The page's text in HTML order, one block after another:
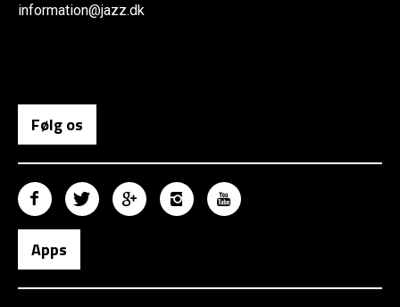
information@jazz.dk
Følg os
Apps